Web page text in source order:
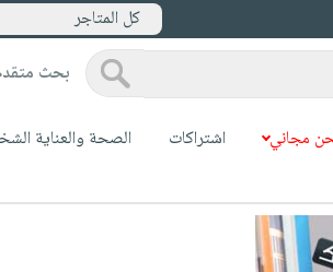
كل المتاجر
بحث
مجاني اشتراكات الصحة والعناية